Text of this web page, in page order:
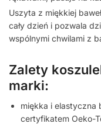
Uszyta z miękkiej
cały dzień i pozwala
wspólnymi chwilami z
Zalety
marki:
miękka i elastyczna
certyfikatem Oeko-